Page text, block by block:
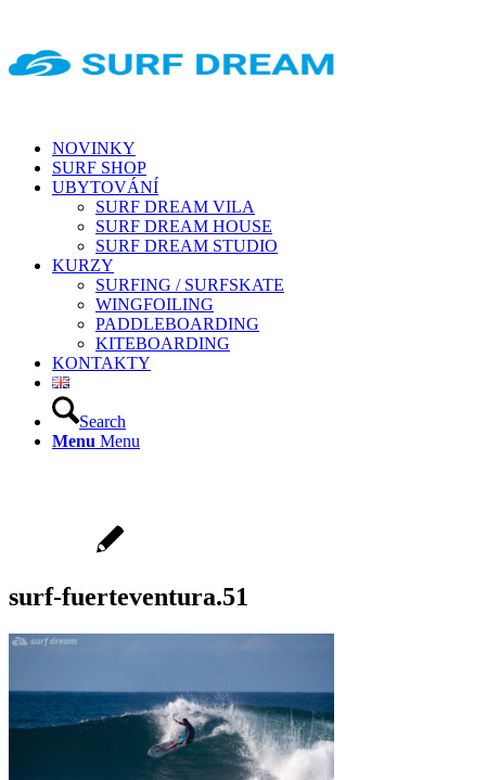
NOVINKY
SURF SHOP
UBYTOVÁNÍ
SURF DREAM VILA
SURF DREAM HOUSE
SURF DREAM STUDIO
KURZY
SURFING / SURFSKATE
WINGFOILING
PADDLEBOARDING
KITEBOARDING
KONTAKTY
Search
Menu Menu
surf-fuerteventura.51